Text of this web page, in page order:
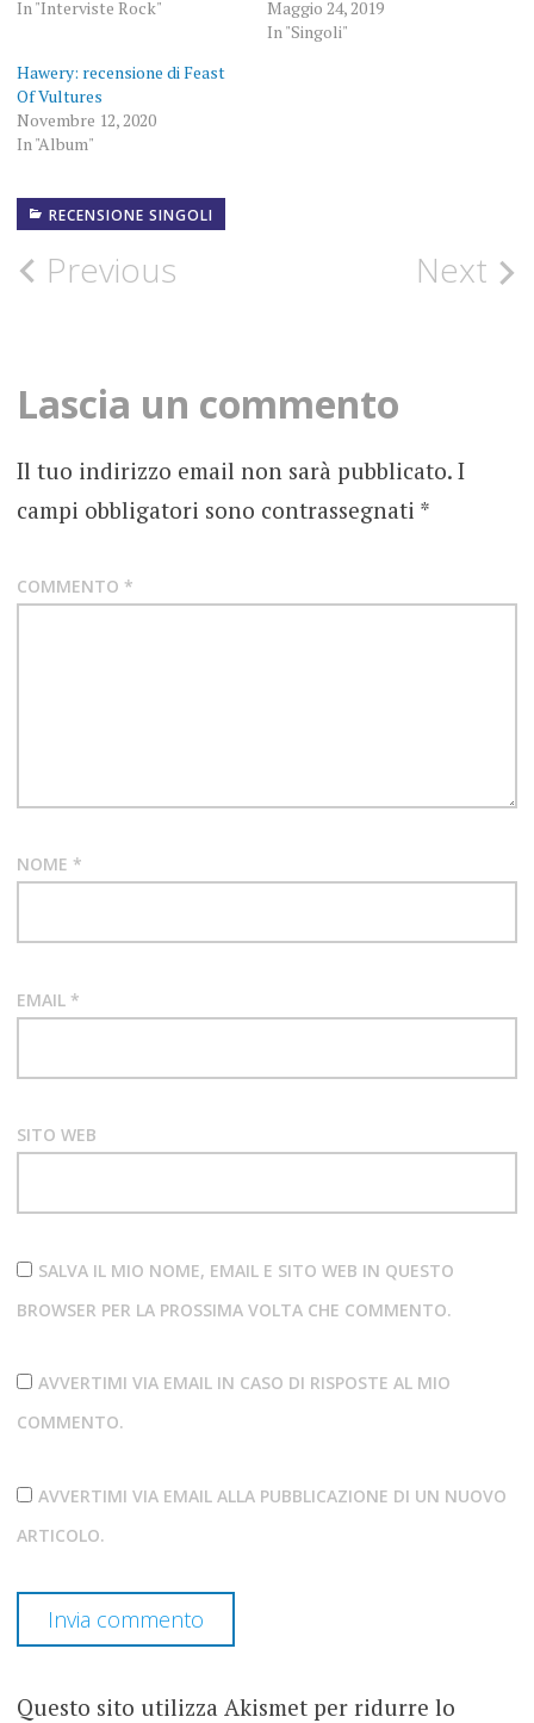
In "Interviste Rock"
Maggio 24, 2019
In "Singoli"
Hawery: recensione di Feast
Of Vultures
Novembre 12, 2020
In "Album"
RECENSIONE SINGOLI
2019
FEED
HEAVY
KARMA
STONER
Post
Previous Next
Lascia un commento
Il tuo indirizzo email non sarà pubblicato. I
campi obbligatori sono contrassegnati *
COMMENTO *
NOME *
EMAIL *
SITO WEB
SALVA IL MIO NOME, EMAIL E SITO WEB IN QUESTO
BROWSER PER LA PROSSIMA VOLTA CHE COMMENTO.
AVVERTIMI VIA EMAIL IN CASO DI RISPOSTE AL MIO
COMMENTO.
AVVERTIMI VIA EMAIL ALLA PUBBLICAZIONE DI UN NUOVO
ARTICOLO.
Questo sito utilizza Akismet per ridurre lo